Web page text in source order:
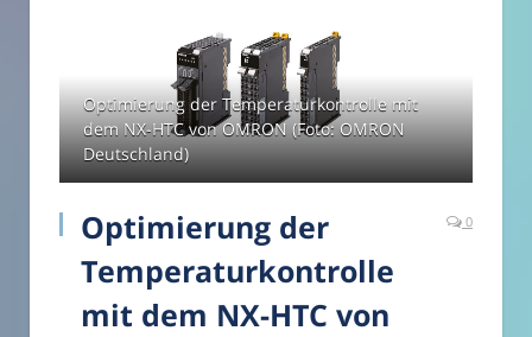
Optimierung der Temperaturkontrolle mit
dem NX-HTC von OMRON (Foto: OMRON
Deutschland)
Optimierung der
Temperaturkontrolle
mit dem NX-HTC von
0